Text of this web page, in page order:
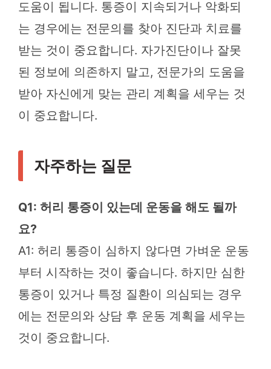
도움이 됩니다. 통증이 지속되거나 악화되
는 경우에는 전문의를 찾아 진단과 치료를
받는 것이 중요합니다. 자가진단이나 잘못
된 정보에 의존하지 말고, 전문가의 도움을
받아 자신에게 맞는 관리 계획을 세우는 것
이 중요합니다.
자주하는 질문
Q1: 허리 통증이 있는데 운동을 해도 될까
요?
A1: 허리 통증이 심하지 않다면 가벼운 운동
부터 시작하는 것이 좋습니다. 하지만 심한
통증이 있거나 특정 질환이 의심되는 경우
에는 전문의와 상담 후 운동 계획을 세우는
것이 중요합니다.